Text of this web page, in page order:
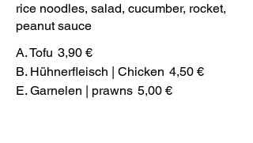
rice noodles, salad, cucumber, rocket,
peanut sauce
A. Tofu 3,90 €
B. Hühnerfleisch | Chicken 4,50 €
E. Garnelen | prawns 5,00 €